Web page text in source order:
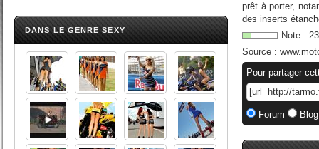
DANS LE GENRE SEXY
prêt à porter,
des inserts
Note : 23
Source :
Pour partager
Forum